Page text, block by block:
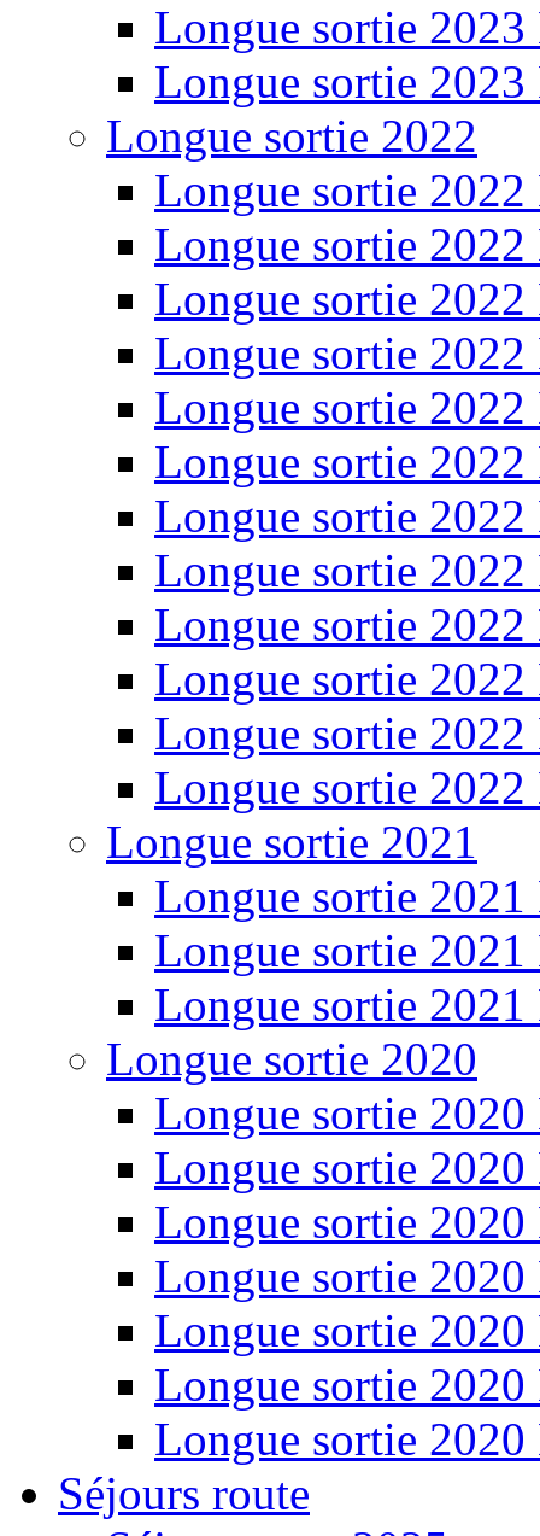
Longue sortie 2023
Longue sortie 2023
Longue sortie 2022
Longue sortie 2022
Longue sortie 2022
Longue sortie 2022
Longue sortie 2022
Longue sortie 2022
Longue sortie 2022
Longue sortie 2022
Longue sortie 2022
Longue sortie 2022
Longue sortie 2022
Longue sortie 2022
Longue sortie 2022
Longue sortie 2021
Longue sortie 2021
Longue sortie 2021
Longue sortie 2021
Longue sortie 2020
Longue sortie 2020
Longue sortie 2020
Longue sortie 2020
Longue sortie 2020
Longue sortie 2020
Longue sortie 2020
Longue sortie 2020
Séjours route